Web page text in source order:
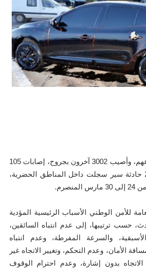
لقي 19 شخصا مصرعهم، وأصيب 3002 آخرون بجروح، إصابات 105
منهم بليغة، في 2169 حادثة سير سجلت داخل المناطق ‏الحضرية،
للأمن الوطني الأسباب الرئيسية المؤدية
حسب ترتيبها، إلى عدم انتباه السائقين،
والسرعة المفرطة، وعدم انتباه
الأمان، وعدم التحكم، وتغيير الاتجاه غير
بدون إشارة، وعدم احترام الوقوف